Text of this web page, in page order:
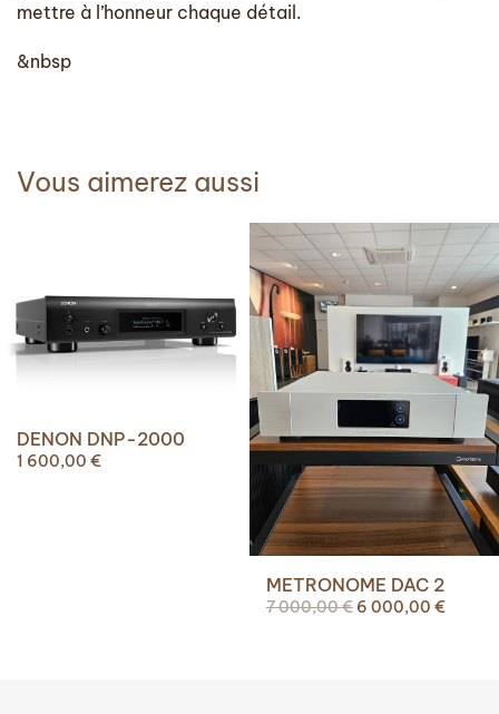
mettre à l’honneur chaque détail.
&nbsp
Vous aimerez aussi
DENON DNP-2000
1 600,00 €
METRONOME DAC 2
7 000,00€ Le
6 000,00 €Le